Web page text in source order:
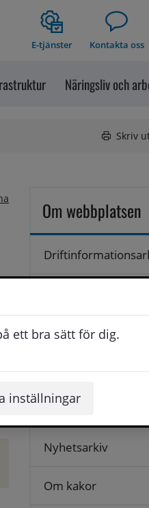
ett bra sätt för dig.
inställningar
E-tjänster Kontakta oss
Näringsliv och
Skriv
Om webbplatsen
Hantering av
Kontakta oss
Logga in
Lämna synpunkt
Nyhetsarkiv
Om kakor